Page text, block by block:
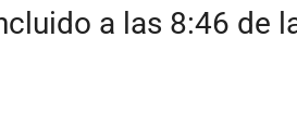
a las 8:46 de